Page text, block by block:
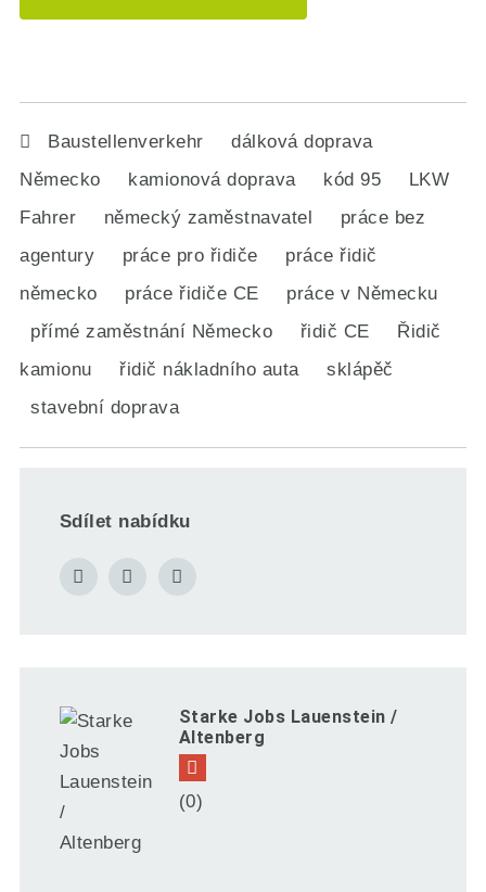
Baustellenverkehr
dálková doprava
Německo
kamionová doprava kód 95
LKW
Fahrer
německý zaměstnavatel
práce bez
agentury
práce pro řidiče
práce řidič
německo
práce řidiče CE
práce v Německu
přímé zaměstnání Německo
řidič CE
Řidič
kamionu
řidič nákladního auta
sklápěč
stavební doprava
Sdílet nabídku
Starke Jobs Lauenstein /
Altenberg
(0)